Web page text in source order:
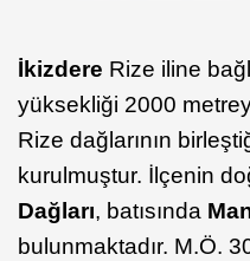
İkizdere Rize iline
yüksekliği 2000
Rize dağlarının
kurulmuştur. İlçenin
Dağları, batısında
bulunmaktadır. M.Ö.